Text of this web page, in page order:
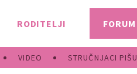
RODITELJI
VIDEO STRUČNJACI PIŠU
FORUM